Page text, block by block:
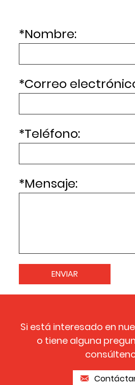
*Nombre:
*Correo
*Teléfono:
*Mensaje:
Si está interesado en
o tiene alguna